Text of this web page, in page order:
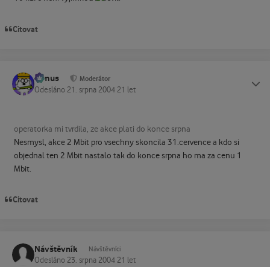
Citovat
tomus Moderátor
Odesláno 21. srpna 2004 21 let
operatorka mi tvrdila, ze akce plati do konce srpna
Nesmysl, akce 2 Mbit pro vsechny skoncila 31.cervence a kdo si
objednal ten 2 Mbit nastalo tak do konce srpna ho ma za cenu 1
Mbit.
Citovat
Návštěvník Návštěvníci
Odesláno 23. srpna 2004 21 let